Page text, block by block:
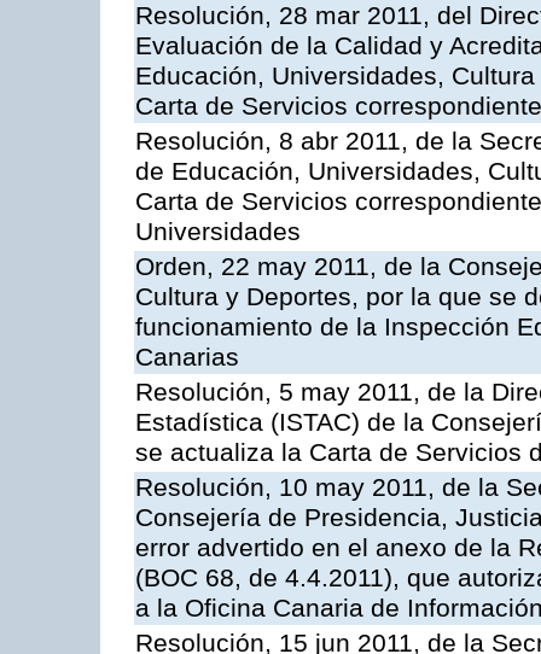
Resolución, 28 mar 2011, del
Evaluación de la Calidad y
Educación, Universidades,
Carta de Servicios
Resolución, 8 abr 2011, de la
de Educación, Universidades,
Carta de Servicios
Universidades
Orden, 22 may 2011, de la
Cultura y Deportes, por la que se
funcionamiento de la Inspección
Canarias
Resolución, 5 may 2011, de la
Estadística (ISTAC) de la
se actualiza la Carta de Servicios
Resolución, 10 may 2011, de la
Consejería de Presidencia,
error advertido en el anexo de la
(BOC 68, de 4.4.2011), que
a la Oficina Canaria de
Resolución, 15 jun 2011, de la